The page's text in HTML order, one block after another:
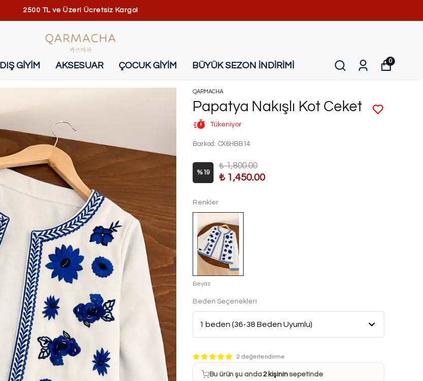
2500 TL ve Üzeri Ücretsiz Kargo!
DIŞ GİYİM AKSESUAR ÇOCUK GİYİM BÜYÜK SEZON İNDİRİMİ 0
QARMACHA
Papatya Nakışlı Kot Ceket
Tükeniyor
Barkod : CX6HBB14
%19
₺ 1,800.00
₺ 1,450.00
Renkler
Beyaz
Beden Seçenekleri
2 değerlendirme
Bu ürün şu anda 2 kişininsepetinde